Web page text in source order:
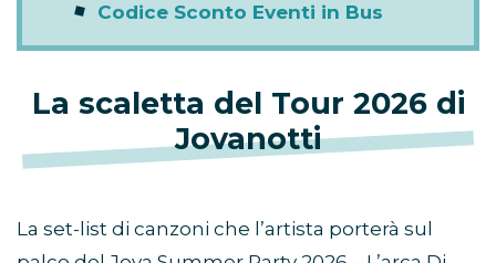
Codice Sconto Eventi in Bus
La scaletta del Tour 2026 di
Jovanotti
La set-list di canzoni che l’artista porterà sul